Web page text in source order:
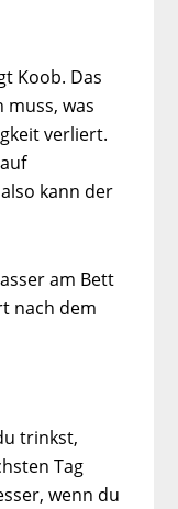
Koob. Das
muss, was
verliert.
kann der
am Bett
nach dem
trinkst,
Tag
wenn du